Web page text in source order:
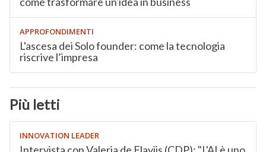
APPROFONDIMENTI
L'ascesa dei Solo founder: come la tecnologia
riscrive l’impresa
Più letti
INNOVATION LEADER